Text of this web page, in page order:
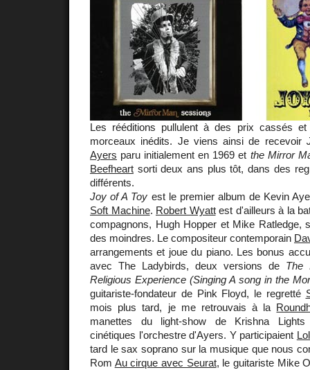
Les rééditions pullulent à des prix cassés
morceaux inédits. Je viens ainsi de recevoir
Ayers paru initialement en 1969 et the Mirror
Beefheart sorti deux ans plus tôt, dans des
différents.
Joy of A Toy est le premier album de Kevin
Soft Machine. Robert Wyattest d'ailleurs à la
compagnons, Hugh Hopper et Mike Ratledge,
des moindres. Le compositeur contemporain
arrangements et joue du piano. Les bonus
avec The Ladybirds, deux versions de The
Religious Experience (Singing A song in the
guitariste-fondateur de Pink Floyd, le regretté
mois plus tard, je me retrouvais à la
manettes du light-show de Krishna Lights
cinétiques l'orchestre d'Ayers. Y participaient
tard le sax soprano sur la musique que nous
Rom Au cirque avec Seurat, le guitariste Mike